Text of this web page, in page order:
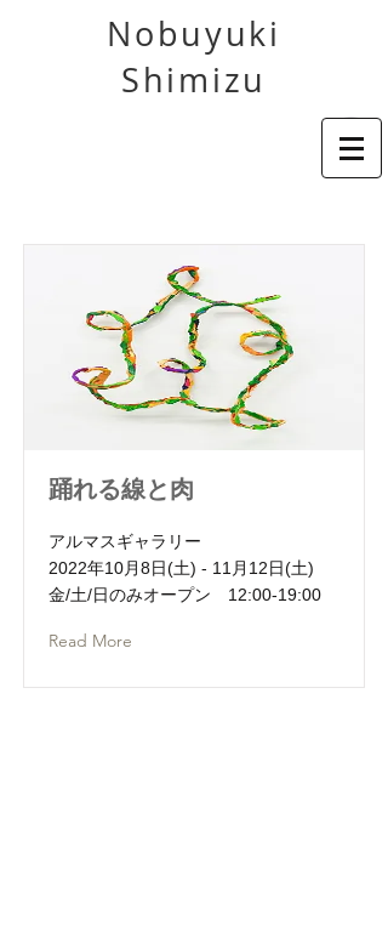
Nobuyuki
Shimizu
踊れる線と肉
アルマスギャラリー
2022年10月8日(土) - 11月12日(土)
金/土/日のみオープン 12:00-19:00
Read More